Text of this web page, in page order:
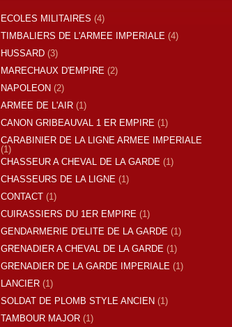
ECOLES MILITAIRES (4)
TIMBALIERS DE L'ARMEE IMPERIALE (4)
HUSSARD (3)
MARECHAUX D'EMPIRE (2)
NAPOLEON (2)
ARMEE DE L'AIR (1)
CANON GRIBEAUVAL 1 ER EMPIRE (1)
CARABINIER DE LA LIGNE ARMEE IMPERIALE
(1)
CHASSEUR A CHEVAL DE LA GARDE (1)
CHASSEURS DE LA LIGNE (1)
CONTACT (1)
CUIRASSIERS DU 1ER EMPIRE (1)
GENDARMERIE D'ELITE DE LA GARDE (1)
GRENADIER A CHEVAL DE LA GARDE (1)
GRENADIER DE LA GARDE IMPERIALE (1)
LANCIER (1)
SOLDAT DE PLOMB STYLE ANCIEN (1)
TAMBOUR MAJOR (1)